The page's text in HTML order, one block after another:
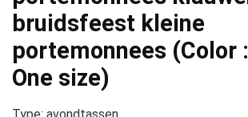
bruidsfeest kleine
portemonnees (Color
One size)